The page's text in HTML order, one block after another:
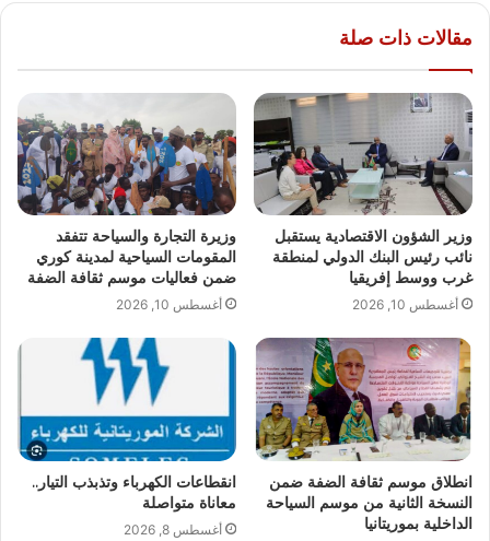
مقالات ذات صلة
وزير الشؤون الاقتصادية يستقبل
نائب رئيس البنك الدولي لمنطقة
غرب ووسط إفريقيا
أغسطس 10, 2026
وزيرة التجارة والسياحة تتفقد
المقومات السياحية لمدينة كوري
ضمن فعاليات موسم ثقافة الضفة
أغسطس 10, 2026
انطلاق موسم ثقافة الضفة ضمن
النسخة الثانية من موسم السياحة
الداخلية بموريتانيا
انقطاعات الكهرباء وتذبذب التيار..
معاناة متواصلة
أغسطس 8, 2026